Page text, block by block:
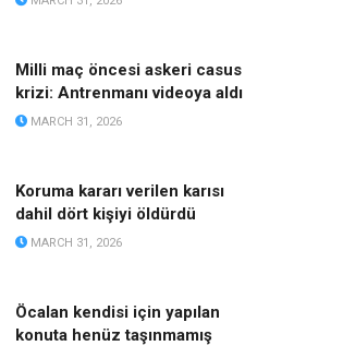
Milli maç öncesi askeri casus
krizi: Antrenmanı videoya aldı
MARCH 31, 2026
Koruma kararı verilen karısı
dahil dört kişiyi öldürdü
MARCH 31, 2026
Öcalan kendisi için yapılan
konuta henüz taşınmamış